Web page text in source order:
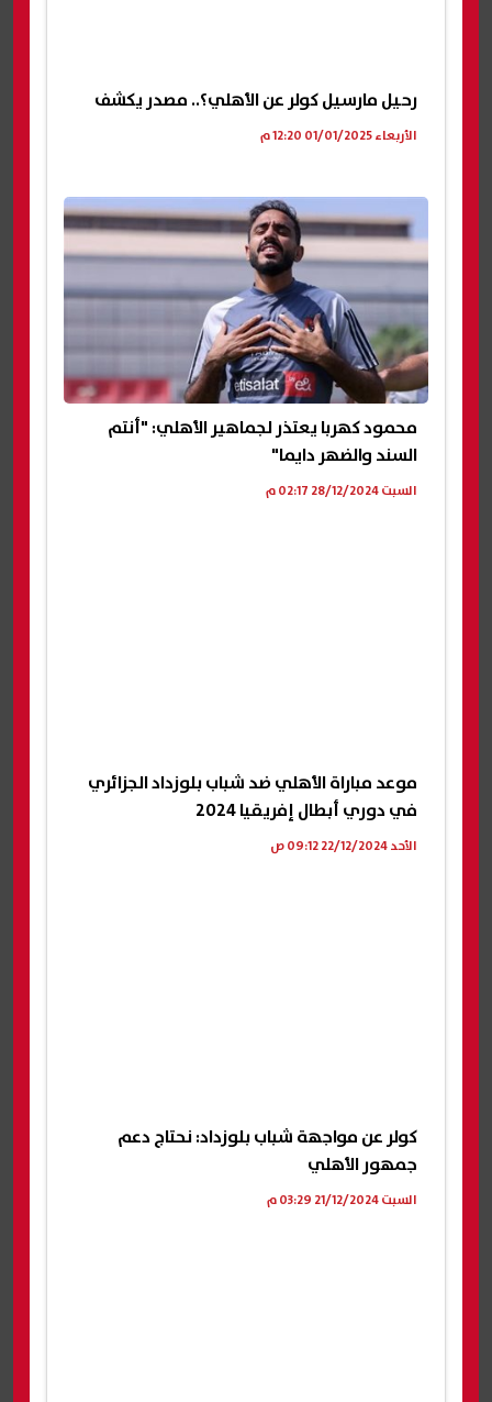
رحيل مارسيل كولر عن الأهلي؟.. مصدر يكشف
الأربعاء 01/01/2025 12:20 م
محمود كهربا يعتذر لجماهير الأهلي: "أنتم
السند والضهر دايما"
السبت 28/12/2024 02:17 م
موعد مباراة الأهلي ضد شباب بلوزداد الجزائري
في دوري أبطال إفريقيا 2024
الأحد 22/12/2024 09:12 ص
كولر عن مواجهة شباب بلوزداد: نحتاج دعم
جمهور الأهلي
السبت 21/12/2024 03:29 م